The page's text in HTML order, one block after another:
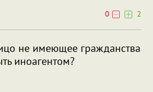
0
2
не имеющее гражданства
иноагентом?